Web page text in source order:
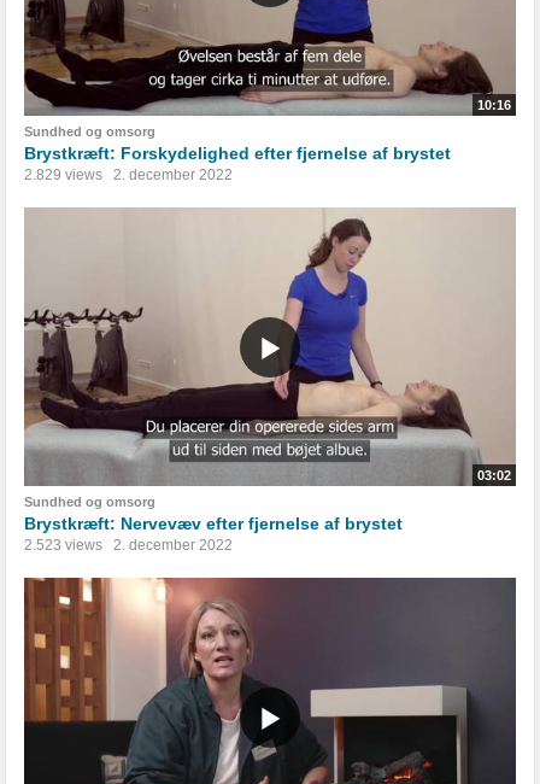
10:16
Sundhed og omsorg
Brystkræft: Forskydelighed efter fjernelse af brystet
2.829 views 2. december 2022
03:02
Sundhed og omsorg
Brystkræft: Nervevæv efter fjernelse af brystet
2.523 views 2. december 2022